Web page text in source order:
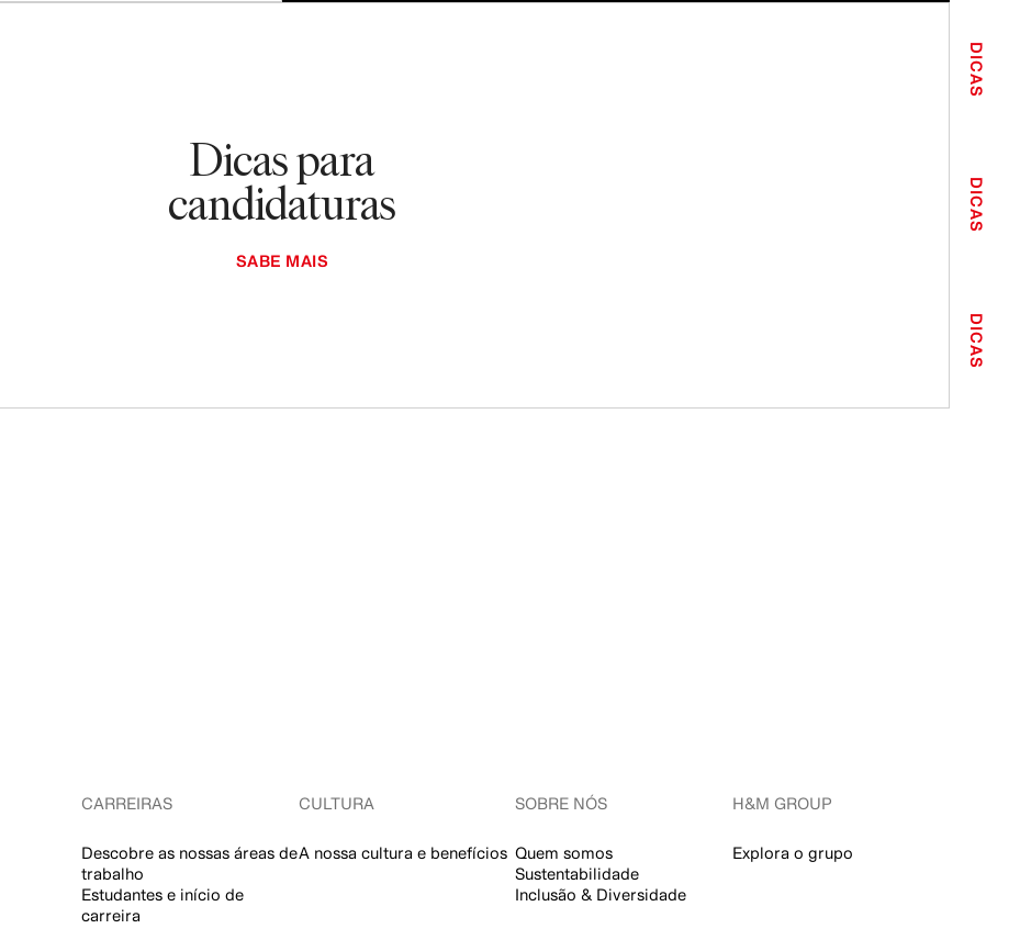
Dicas para
candidaturas
SABE MAIS
DICAS
DICAS
DICAS
CARREIRAS
Descobre as nossas áreas de
trabalho
Estudantes e início de
carreira
CULTURA
A nossa cultura e benefícios
SOBRE NÓS
Quem somos
Sustentabilidade
Inclusão & Diversidade
H&M GROUP
Explora o grupo